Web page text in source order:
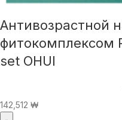
Антивозрастной
фитокомплексом
set OHUI
142,512 ₩